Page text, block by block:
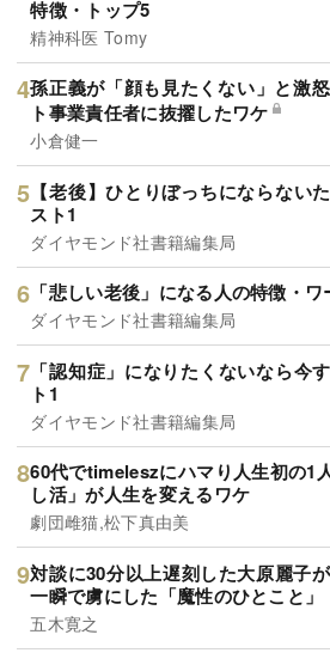
特徴・トップ5
精神科医 Tomy
孫正義が「顔も見たくない」と激
ト事業責任者に抜擢したワケ
小倉健一
【老後】ひとりぼっちにならない
スト1
ダイヤモンド社書籍編集局
「悲しい老後」になる人の特徴・ワ
ダイヤモンド社書籍編集局
「認知症」になりたくないなら今
ト1
ダイヤモンド社書籍編集局
60代でtimeleszにハマり人生初の1
し活」が人生を変えるワケ
劇団雌猫,松下真由美
対談に30分以上遅刻した大原麗子
一瞬で虜にした「魔性のひとこと」
五木寛之